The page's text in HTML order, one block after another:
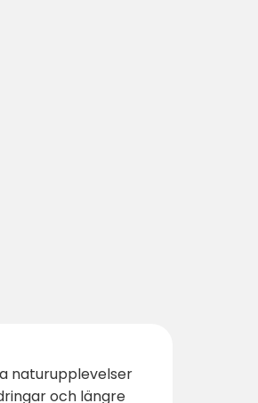
naturupplevelser
och längre